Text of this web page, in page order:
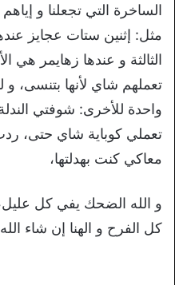
الساخرة التي تجعلنا و
مثل: إثنين ستات عجايز
الثالثة و عندها زهايمر
تعملهم شاي لأنها بتنسى،
واحدة للأخرى: شوفتي
تعملي كوباية شاي حتى،
معاكي كنت بهدلتها،
و الله الضحك يفي كل عليل،
كل الفرح و الهنا إن شاء